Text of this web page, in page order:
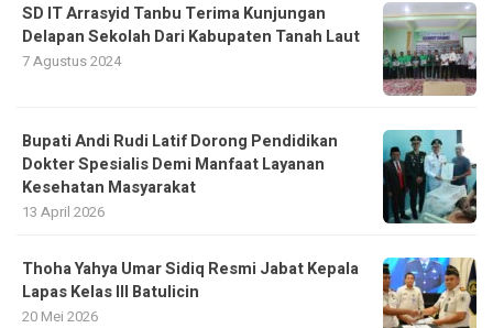
SD IT Arrasyid Tanbu Terima Kunjungan
Delapan Sekolah Dari Kabupaten Tanah Laut
7 Agustus 2024
Bupati Andi Rudi Latif Dorong Pendidikan
Dokter Spesialis Demi Manfaat Layanan
Kesehatan Masyarakat
13 April 2026
Thoha Yahya Umar Sidiq Resmi Jabat Kepala
Lapas Kelas III Batulicin
20 Mei 2026